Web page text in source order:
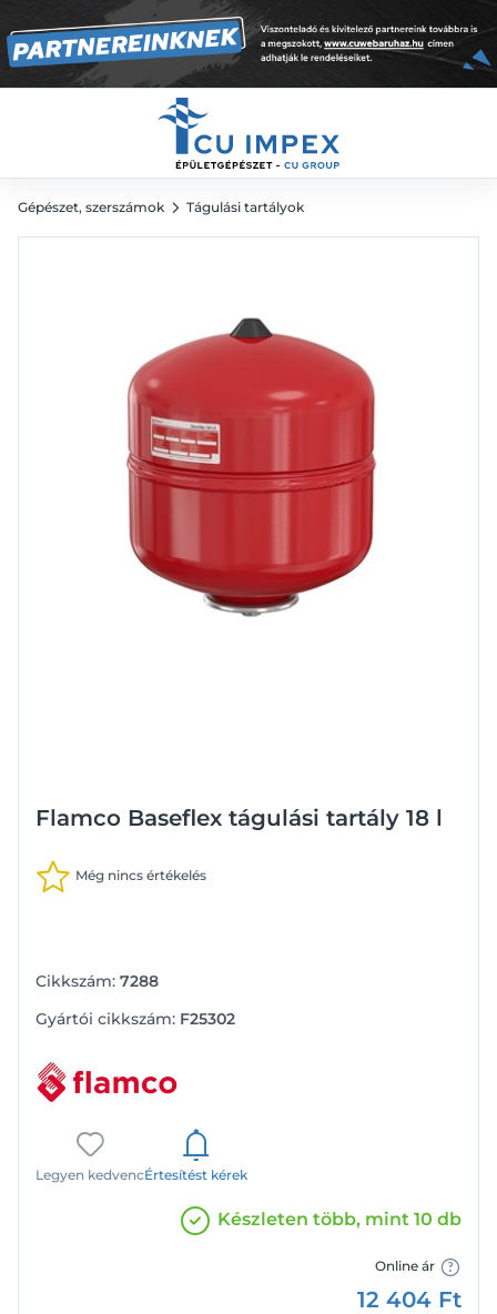
Gépészet, szerszámok Tágulási tartályok
Flamco Baseflex tágulási tartály 18 l
Még nincs értékelés
Cikkszám: 7288
Gyártói cikkszám: F25302
Legyen kedvencÉrtesítést kérek
Készleten több, mint 10 db
Online ár
12 404 Ft
12 404 Ft